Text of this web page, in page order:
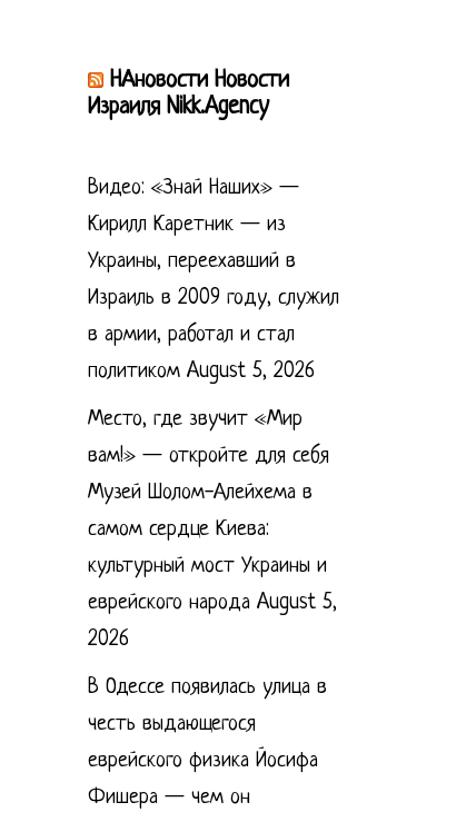
НАновости Новости
Израиля Nikk.Agency
Видео: «Знай Наших» —
Кирилл Каретник — из
Украины, переехавший в
Израиль в 2009 году, служил
в армии, работал и стал
политиком August 5, 2026
Место, где звучит «Мир
вам!» — откройте для себя
Музей Шолом-Алейхема в
самом сердце Киева:
культурный мост Украины и
еврейского народа August 5,
2026
В Одессе появилась улица в
честь выдающегося
еврейского физика Йосифа
Фишера — чем он